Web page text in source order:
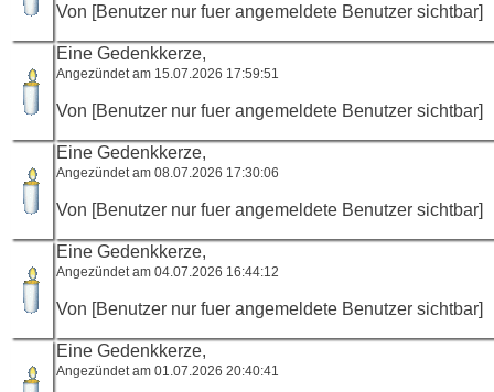
Von [Benutzer nur fuer angemeldete Benutzer sichtbar]
Eine Gedenkkerze,
Angezündet am 15.07.2026 17:59:51
Von [Benutzer nur fuer angemeldete Benutzer sichtbar]
Eine Gedenkkerze,
Angezündet am 08.07.2026 17:30:06
Von [Benutzer nur fuer angemeldete Benutzer sichtbar]
Eine Gedenkkerze,
Angezündet am 04.07.2026 16:44:12
Von [Benutzer nur fuer angemeldete Benutzer sichtbar]
Eine Gedenkkerze,
Angezündet am 01.07.2026 20:40:41